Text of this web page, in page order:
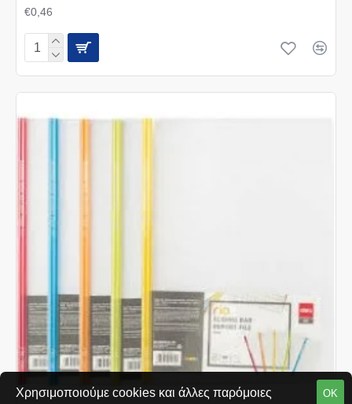
€0,46
ΟΚ
Χρησιμοποιούμε cookies και άλλες παρόμοιες